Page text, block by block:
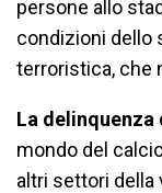
persone allo
condizioni dello
terroristica, che
La
mondo del
altri settori della